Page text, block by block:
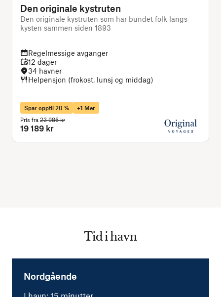
Den originale kystruten
Den originale kystruten som har bundet folk langs
kysten sammen siden 1893
Regelmessige avganger
12 dager
34 havner
Helpensjon (frokost, lunsj og middag)
Spar opptil 20 %
+1 Mer
Pris fra 23 986 kr
19 189 kr
Tid i havn
Nordgående